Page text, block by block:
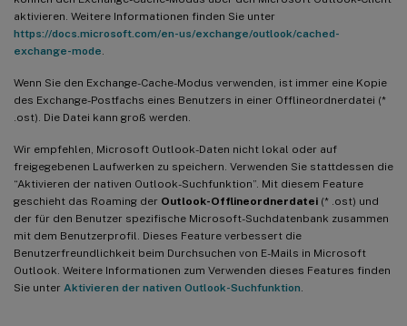
aktivieren. Weitere Informationen finden Sie unter
https://docs.microsoft.com/en-us/exchange/outlook/cached-
exchange-mode
Wenn Sie den Exchange-Cache-Modus verwenden, ist immer eine Kopie
des Exchange-Postfachs eines Benutzers in einer Offlineordnerdatei (*
.ost). Die Datei kann groß werden.
Wir empfehlen, Microsoft Outlook-Daten nicht lokal oder auf
freigegebenen Laufwerken zu speichern. Verwenden Sie stattdessen die
“Aktivieren der nativen Outlook-Suchfunktion”. Mit diesem Feature
geschieht das Roaming der Outlook-Offlineordnerdatei (* .ost) und
der für den Benutzer spezifische Microsoft-Suchdatenbank zusammen
mit dem Benutzerprofil. Dieses Feature verbessert die
Benutzerfreundlichkeit beim Durchsuchen von E-Mails in Microsoft
Outlook. Weitere Informationen zum Verwenden dieses Features finden
Sie unter Aktivieren der nativen Outlook-Suchfunktion